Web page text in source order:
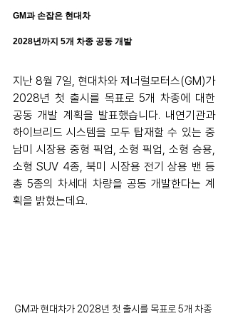
GM과 손잡은 현대차
2028년까지 5개 차종 공동 개발
지난 8월 7일, 현대차와 제너럴모터스(GM)가
2028년 첫 출시를 목표로 5개 차종에 대한
공동 개발 계획을 발표했습니다. 내연기관과
하이브리드 시스템을 모두 탑재할 수 있는 중
남미 시장용 중형 픽업, 소형 픽업, 소형 승용,
소형 SUV 4종, 북미 시장용 전기 상용 밴 등
총 5종의 차세대 차량을 공동 개발한다는 계
획을 밝혔는데요.
GM과 현대차가 2028년 첫 출시를 목표로 5개 차종